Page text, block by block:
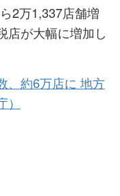
2万1,337店舗増
店が大幅に増加し
、約6万店に 地方